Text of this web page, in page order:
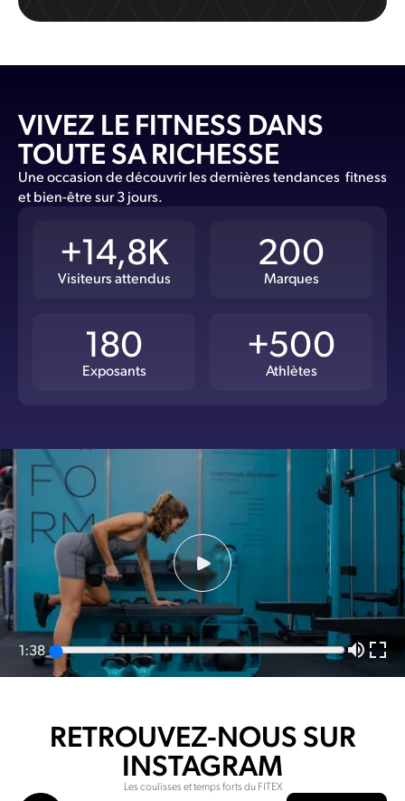
VIVEZ LE FITNESS DANS
TOUTE SA RICHESSE
Une occasion de découvrir les dernières tendances fitness
et bien-être sur 3 jours.
+14,8K
Visiteurs attendus
200
Marques
180
Exposants
+500
Athlètes
1:38
RETROUVEZ-NOUS SUR
INSTAGRAM
Les coulisses et temps forts du FITEX